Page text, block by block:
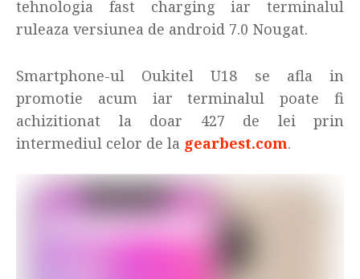
tehnologia fast charging iar terminalul
ruleaza versiunea de android 7.0 Nougat.
Smartphone-ul Oukitel U18 se afla in
promotie acum iar terminalul poate fi
achizitionat la doar 427 de lei prin
intermediul celor de la gearbest.com.